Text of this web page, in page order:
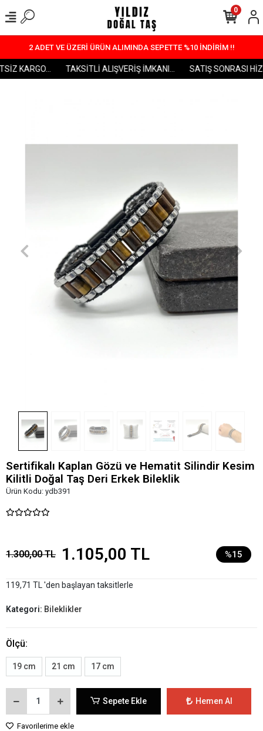
2 ADET VE ÜZERİ ÜRÜN ALIMINDA SEPETTE %10 İNDİRİM !!
KARGO... TAKSİTLİ ALIŞVERİŞ İMKANI... SATIŞ SONRASI
0
Sertifikalı Kaplan Gözü ve Hematit Silindir Kesim
Kilitli Doğal Taş Deri Erkek Bileklik
Ürün Kodu: ydb391
1.300,00 TL 1.105,00 TL %15
119,71 TL 'den başlayan taksitlerle
Kategori: Bileklikler
Ölçü:
19 cm 21 cm 17 cm
Sepete Ekle Hemen Al
Favorilerime ekle